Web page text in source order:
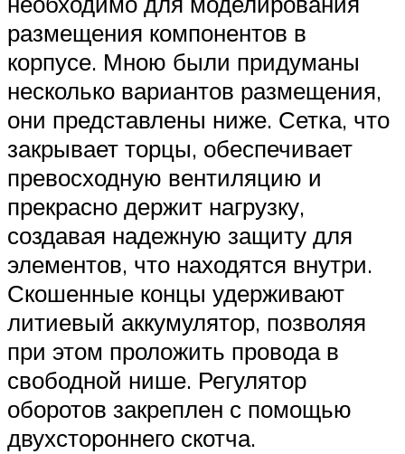
размещения компонентов в
корпусе. Мною были придуманы
несколько вариантов размещения,
они представлены ниже. Сетка, что
закрывает торцы, обеспечивает
превосходную вентиляцию и
прекрасно держит нагрузку,
создавая надежную защиту для
элементов, что находятся внутри.
Скошенные концы удерживают
литиевый аккумулятор, позволяя
при этом проложить провода в
свободной нише. Регулятор
оборотов закреплен с помощью
двухстороннего скотча.